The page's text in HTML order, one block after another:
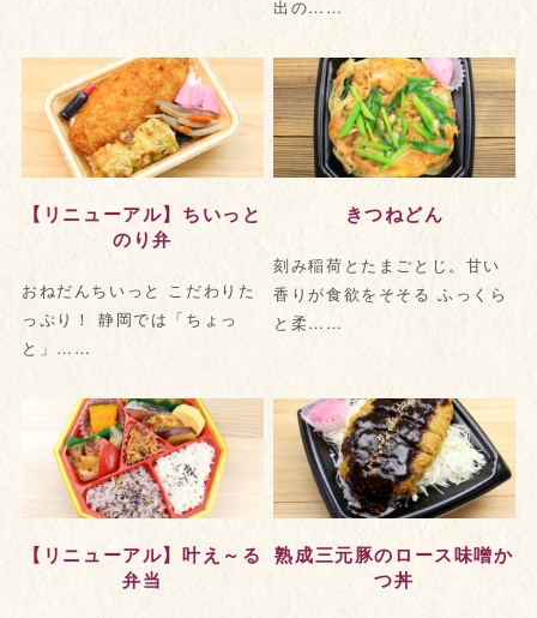
出の……
【リニューアル】ちいっと
のり弁
おねだんちいっと こだわりた
っぷり！ 静岡では「ちょっ
と」……
きつねどん
刻み稲荷とたまごとじ。甘い
香りが食欲をそそる ふっくら
と柔……
【リニューアル】叶え～る
弁当
熟成三元豚のロース味噌か
つ丼